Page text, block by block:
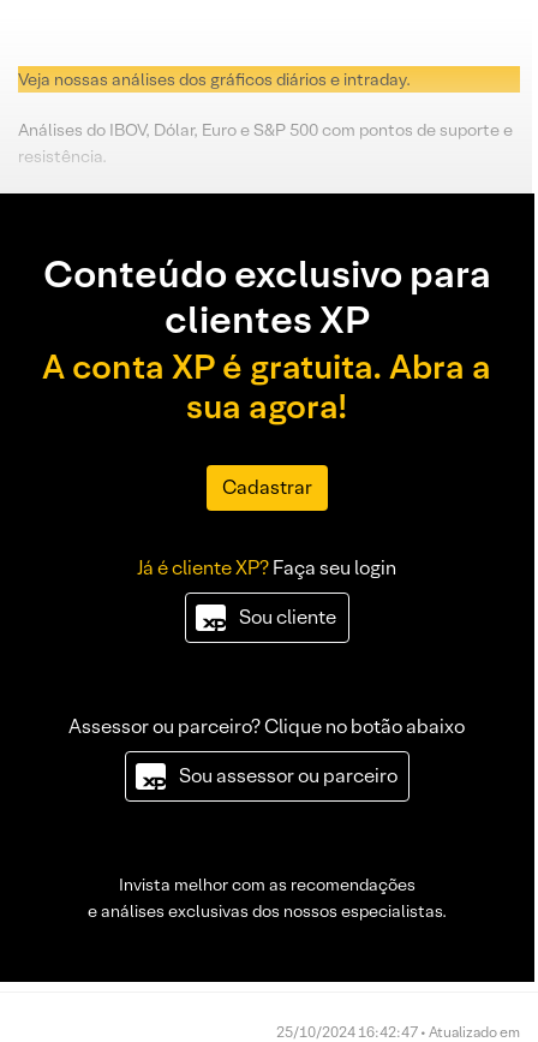
Veja nossas análises dos gráficos diários e intraday.
Análises do IBOV, Dólar, Euro e S&P 500 com pontos de suporte e
resistência.
Conteúdo exclusivo para
clientes XP
A conta XP é gratuita. Abra a
sua agora!
Cadastrar
Já é cliente XP?Faça seu login
Sou cliente
Assessor ou parceiro? Clique no botão abaixo
Sou assessor ou parceiro
Invista melhor com as recomendações
e análises exclusivas dos nossos especialistas.
25/10/2024 16:42:47 • Atualizado em